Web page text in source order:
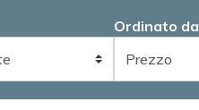
Ordinato da